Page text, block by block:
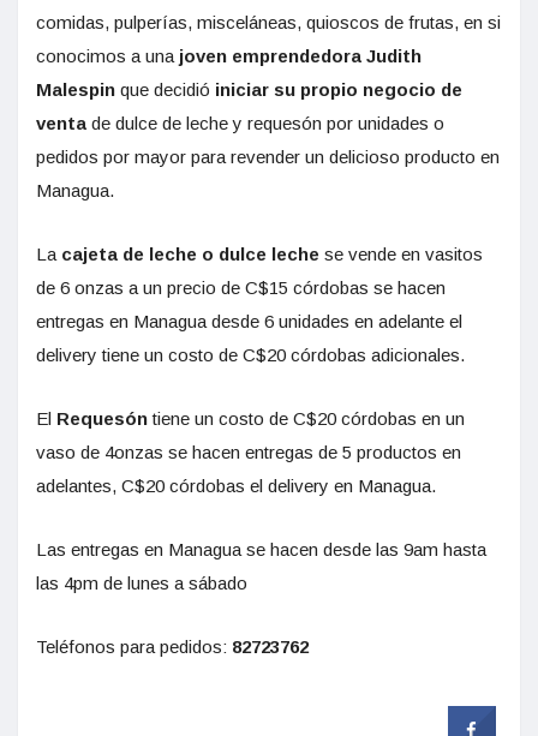
comidas, pulperías, misceláneas, quioscos de frutas, en si
conocimos a una joven emprendedora Judith
Malespin que decidió iniciar su propio negocio de
venta de dulce de leche y requesón por unidades o
pedidos por mayor para revender un delicioso producto en
Managua.
La cajeta de leche o dulce leche se vende en vasitos
de 6 onzas a un precio de C$15 córdobas se hacen
entregas en Managua desde 6 unidades en adelante el
delivery tiene un costo de C$20 córdobas adicionales.
El Requesóntiene un costo de C$20 córdobas en un
vaso de 4onzas se hacen entregas de 5 productos en
adelantes, C$20 córdobas el delivery en Managua.
Las entregas en Managua se hacen desde las 9am hasta
las 4pm de lunes a sábado
Teléfonos para pedidos: 82723762